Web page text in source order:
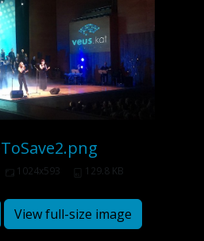
1024x593 129.8 KB
View full-size image